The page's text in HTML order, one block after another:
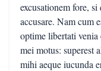
excusationem fore,
accusare. Nam cum
optime libertati
mei motus: superest
mihi aeque iucunda